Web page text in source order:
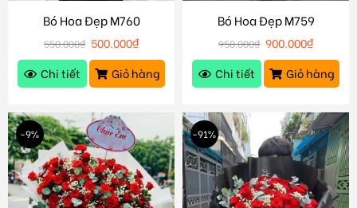
Bó Hoa Đẹp M760
550.000₫ 500.000₫
Chi tiết
Giỏ hàng
Bó Hoa Đẹp M759
950.000₫ 900.000₫
Chi tiết
Giỏ hàng
-9% -91%